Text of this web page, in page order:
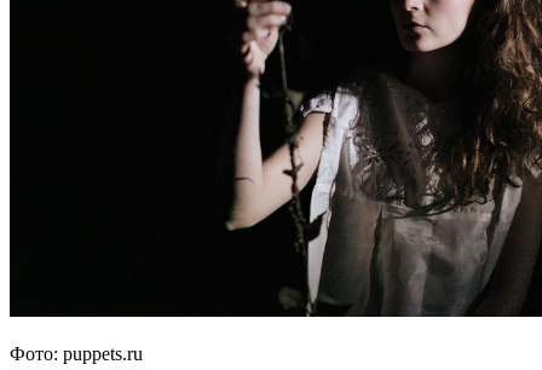
Фото: puppets.ru